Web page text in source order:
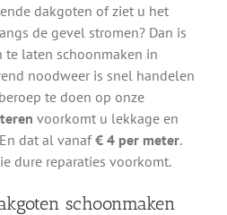
dakgoten of ziet u het
de gevel stromen? Dan is
laten schoonmaken in
noodweer is snel handelen
te doen op onze
voorkomt u lekkage en
dat al vanaf€ 4 per meter.
dure reparaties voorkomt.
schoonmaken